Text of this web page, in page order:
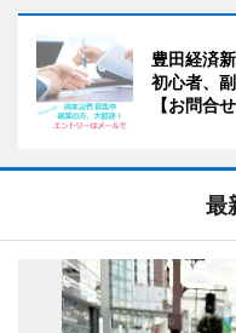
豊田経済
初心者、
【お問
最